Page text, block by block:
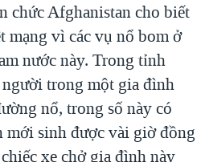
chức Afghanistan cho biết
mạng vì các vụ nổ bom ở
nước này. Trong tỉnh
trong một gia đình
nổ, trong số này có
mới sinh được vài giờ đồng
xe chở gia đình này